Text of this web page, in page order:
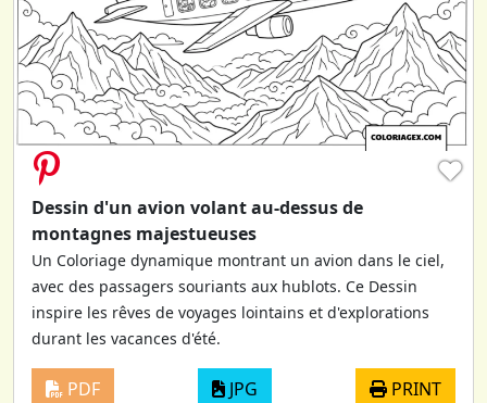
♥
Dessin d'un avion volant au-dessus de
montagnes majestueuses
Un Coloriage dynamique montrant un avion dans le ciel,
avec des passagers souriants aux hublots. Ce Dessin
inspire les rêves de voyages lointains et d'explorations
durant les vacances d'été.
PDF JPG PRINT